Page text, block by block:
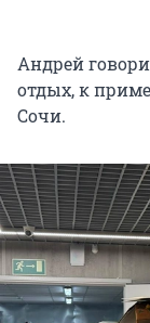
Андрей
отдых, к
Сочи.